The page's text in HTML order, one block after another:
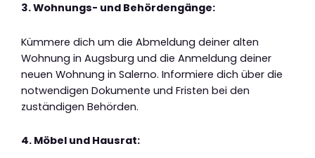
3. Wohnungs- und Behördengänge:
Kümmere dich um die Abmeldung deiner alten
Wohnung in Augsburg und die Anmeldung deiner
neuen Wohnung in Salerno. Informiere dich über die
notwendigen Dokumente und Fristen bei den
zuständigen Behörden.
4. Möbel und Hausrat: